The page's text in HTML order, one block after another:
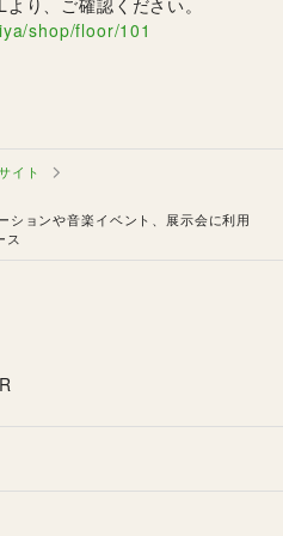
り、ご確認ください。
shop/floor/101
イト
ションや音楽イベント、展示会に利用
ス